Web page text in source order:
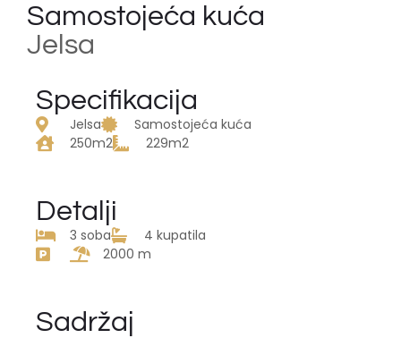
Samostojeća kuća
Jelsa
Specifikacija
Jelsa
Samostojeća kuća
250m2
229m2
Detalji
3 soba
4 kupatila
2000 m
Sadržaj